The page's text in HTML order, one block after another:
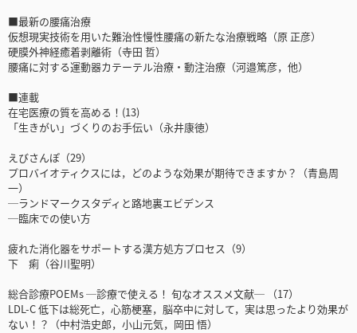
■最新の腰痛治療
仮想現実技術を用いた難治性慢性腰痛の新たな治療戦略（原 正彦）
硬膜外神経癒着剥離術（寺田 哲）
腰痛に対する運動器カテーテル治療・動注治療（河邉篤彦，他）
■連載
在宅医療の質を高める！(13)
「生きがい」づくりのお手伝い（永井康徳）
えびさんぽ（29）
プロバイオティクスには，どのような効果が期待できますか？（青島周
一）
─ランドマークスタディと路地裏エビデンス
─臨床での使い方
疲れた消化器をサポートする漢方処方プロセス（9）
下 痢（谷川聖明）
総合診療POEMs ─診療で使える！ 旬なオススメ文献─ （17）
LDL-C 低下は総死亡，心筋梗塞，脳卒中に対して，実は思ったより効果が
ない！？（中村浩史郎，小山元気，岡田 悟）